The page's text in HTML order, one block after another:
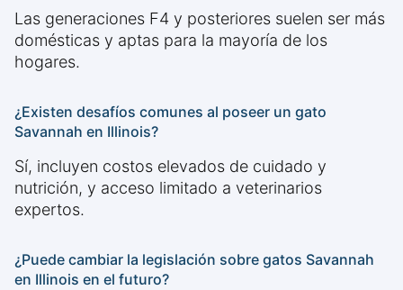
Las generaciones F4 y posteriores suelen ser más
domésticas y aptas para la mayoría de los
hogares.
¿Existen desafíos comunes al poseer un gato
Savannah en Illinois?
Sí, incluyen costos elevados de cuidado y
nutrición, y acceso limitado a veterinarios
expertos.
¿Puede cambiar la legislación sobre gatos Savannah
en Illinois en el futuro?